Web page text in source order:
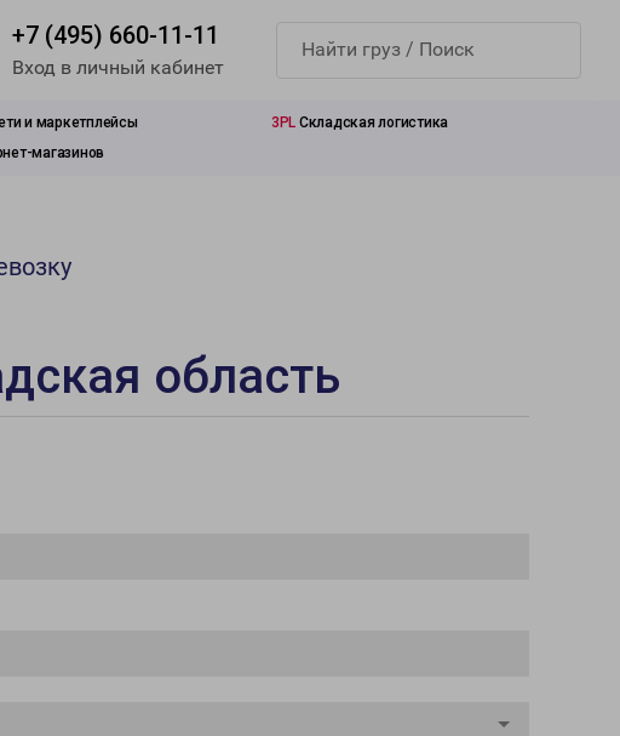
+7 (495) 660-11-11
Вход в личный кабинет
и маркетплейсы 3PL Складская логистика
магазинов
область